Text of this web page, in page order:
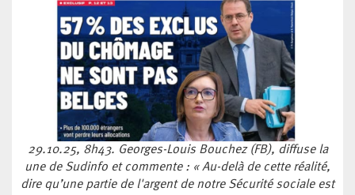
29.10.25, 8h43. Georges-Louis Bouchez (FB), diffuse la
une de Sudinfo et commente : « Au-delà de cette réalité,
dire qu’une partie de l'argent de notre Sécurité sociale est